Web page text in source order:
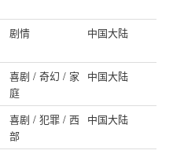
剧情 中国大陆
喜剧 / 奇幻 / 家
庭
中国大陆
喜剧 / 犯罪 / 西
部
中国大陆